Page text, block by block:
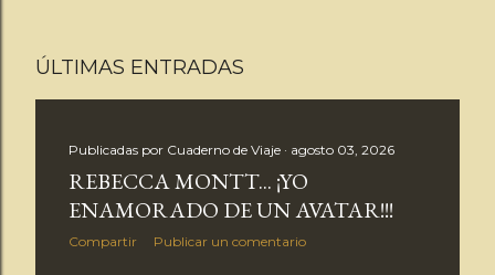
en unos años tendré 80... Y entonces sí, agárrate, porque
habrá consecuencias cabronas; que ya las hay, pero las
paleo como puedo. ¡Ah! Pero me congratulo y me
mayores, para todo por lo que he pasado: dos temblores
mayores , una separación, cuatro cambios de trabajo,
multiples oficios de lo que sea, amantes que se van,
ÚLTIMAS ENTRADAS
Publicadas por Cuaderno de Viaje agosto 03, 2026
REBECCA MONTT... ¡YO
ENAMORADO DE UN AVATAR!!!
Compartir Publicar un comentario